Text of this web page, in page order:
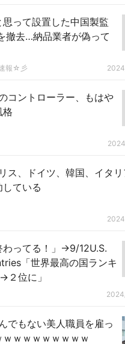
って設置した中国製監
撤去…納品業者が偽って
報☆彡
コントローラー、もはや
格
ス、ドイツ、韓国、イタ
している
わってる！」→9/12U.S.
「世界最高の国ランキ
２位に」
でもない美人職員を雇っ
ｗｗｗｗｗｗｗｗ